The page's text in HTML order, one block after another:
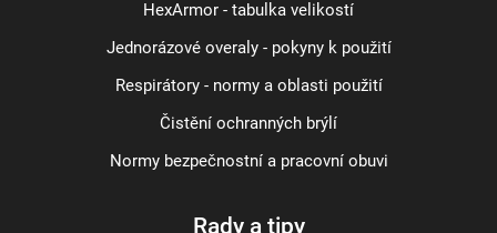
HexArmor - tabulka velikostí
Jednorázové overaly - pokyny k použití
Respirátory - normy a oblasti použití
Čistění ochranných brýlí
Normy bezpečnostní a pracovní obuvi
Rady a tipy